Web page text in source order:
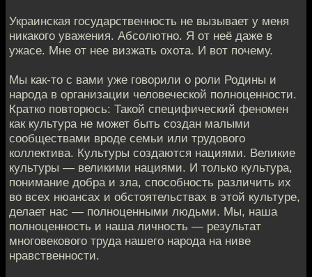
Украинская государственность не вызывает у меня
никакого уважения. Абсолютно. Я от неё даже в
ужасе. Мне от нее визжать охота. И вот почему.
Мы как-то с вами уже говорили о роли Родины и
народа в организации человеческой полноценности.
Кратко повторюсь: Такой специфический феномен
как культура не может быть создан малыми
сообществами вроде семьи или трудового
коллектива. Культуры создаются нациями. Великие
культуры — великими нациями. И только культура,
понимание добра и зла, способность различить их
во всех нюансах и обстоятельствах в этой культуре,
делает нас — полноценными людьми. Мы, наша
полноценность и наша личность — результат
многовекового труда нашего народа на ниве
нравственности.